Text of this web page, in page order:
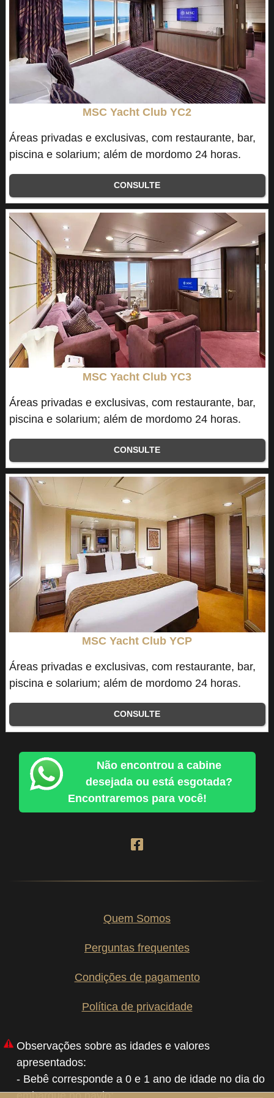
MSC Yacht Club YC2
Áreas privadas e exclusivas, com restaurante, bar,
piscina e solarium; além de mordomo 24 horas.
CONSULTE
MSC Yacht Club YC3
Áreas privadas e exclusivas, com restaurante, bar,
piscina e solarium; além de mordomo 24 horas.
CONSULTE
MSC Yacht Club YCP
Áreas privadas e exclusivas, com restaurante, bar,
piscina e solarium; além de mordomo 24 horas.
CONSULTE
Não encontrou a cabine
desejada ou está esgotada?
Encontraremos para você!
Quem Somos
Perguntas frequentes
Condições de pagamento
Política de privacidade
Observações sobre as idades e valores
apresentados:
- Bebê corresponde a 0 e 1 ano de idade no dia do
embarque no navio;